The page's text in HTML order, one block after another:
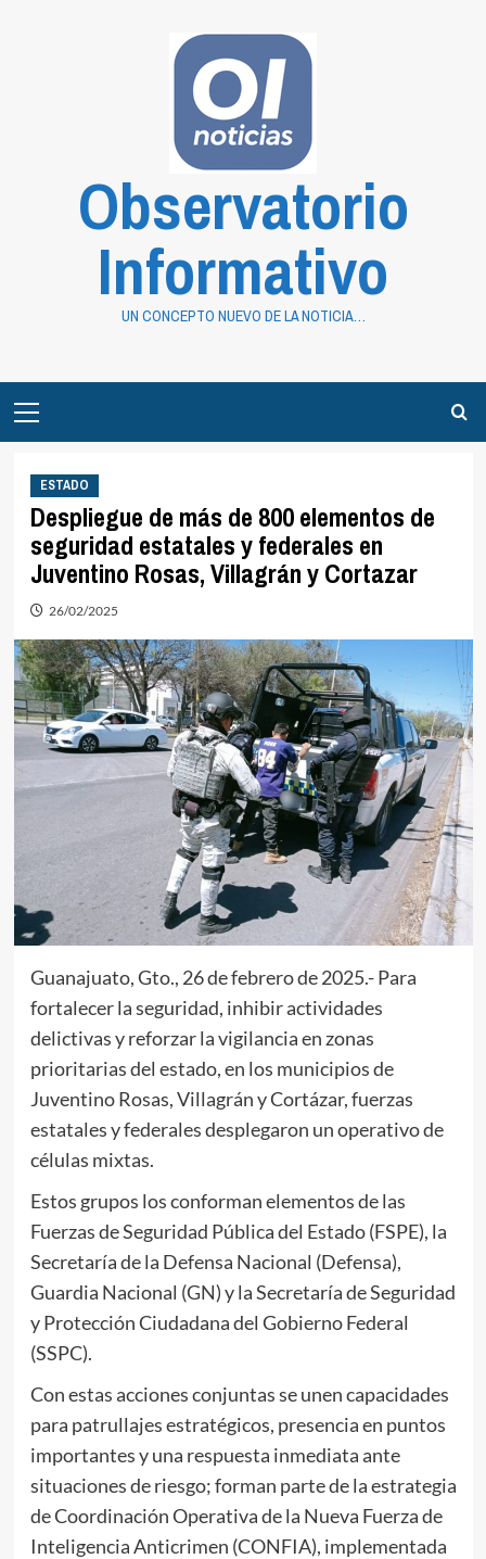
Observatorio
Informativo
UN CONCEPTO NUEVO DE LA NOTICIA…
Menu
ESTADO
Despliegue de más de 800 elementos de
seguridad estatales y federales en
Juventino Rosas, Villagrán y Cortazar
26/02/2025
Guanajuato, Gto., 26 de febrero de 2025.- Para
fortalecer la seguridad, inhibir actividades
delictivas y reforzar la vigilancia en zonas
prioritarias del estado, en los municipios de
Juventino Rosas, Villagrán y Cortázar, fuerzas
estatales y federales desplegaron un operativo de
células mixtas.
Estos grupos los conforman elementos de las
Fuerzas de Seguridad Pública del Estado (FSPE), la
Secretaría de la Defensa Nacional (Defensa),
Guardia Nacional (GN) y la Secretaría de Seguridad
y Protección Ciudadana del Gobierno Federal
(SSPC).
Con estas acciones conjuntas se unen capacidades
para patrullajes estratégicos, presencia en puntos
importantes y una respuesta inmediata ante
situaciones de riesgo; forman parte de la estrategia
de Coordinación Operativa de la Nueva Fuerza de
Inteligencia Anticrimen (CONFIA), implementada